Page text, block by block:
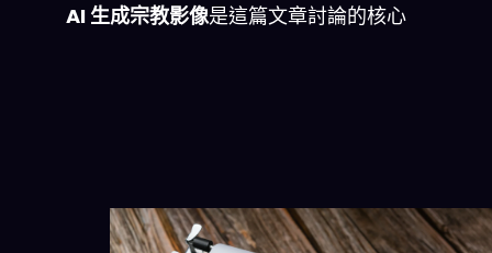
AI 生成宗教影像是這篇文章討論的核心